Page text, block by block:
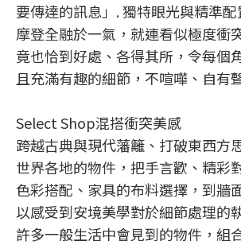
要傳達的訊息」. 獨特眼光與精準
摩登全融於一氣，就連看似極度衝
竟也恰到好處、各得其所，令每個
且充滿有趣的細節，不喧嘩、自有
Select Shop混搭衝突美感
跨越古典與現代藩籬、打破東西方
世界各地的物件，把手言歡、精彩
色彩搭配、家具的布料選擇，到牆
以感受到安境美學對於細節處理的
許多一般生活中會見到的物件，組